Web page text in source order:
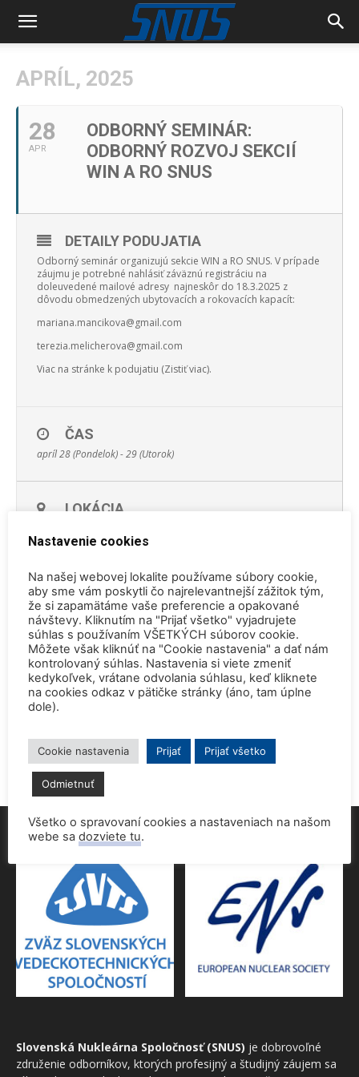
APRÍL, 2025
28
APR
ODBORNÝ SEMINÁR:
ODBORNÝ ROZVOJ SEKCIÍ
WIN A RO SNUS
DETAILY PODUJATIA
Odborný seminár organizujú sekcie WIN a RO SNUS. V prípade
záujmu je potrebné nahlásiť záväznú registráciu na
doleuvedené mailové adresy najneskôr do 18.3.2025 z
dôvodu obmedzených ubytovacích a rokovacích kapacít:
mariana.mancikova@gmail.com
terezia.melicherova@gmail.com
Viac na stránke k podujatiu (Zistiť viac).
ČAS
apríl 28 (Pondelok) - 29 (Utorok)
LOKÁCIA
ZISTIŤ VIAC
KALENDÁR GOOGLECAL
Slovenská Nukleárna Spoločnosť (SNUS) je dobrovoľné
združenie odborníkov, ktorých profesijný a študijný záujem sa
Nastavenie cookies
Na našej webovej lokalite používame súbory cookie,
aby sme vám poskytli čo najrelevantnejší zážitok tým,
že si zapamätáme vaše preferencie a opakované
návštevy. Kliknutím na "Prijať všetko" vyjadrujete
súhlas s používaním VŠETKÝCH súborov cookie.
Môžete však kliknúť na "Cookie nastavenia" a dať nám
kontrolovaný súhlas. Nastavenia si viete zmeniť
kedykoľvek, vrátane odvolania súhlasu, keď kliknete
na cookies odkaz v pätičke stránky (áno, tam úplne
dole).
Cookie nastavenia Prijať Prijať všetko
Odmietnuť
Všetko o spravovaní cookies a nastaveniach na našom
webe sa dozviete tu.